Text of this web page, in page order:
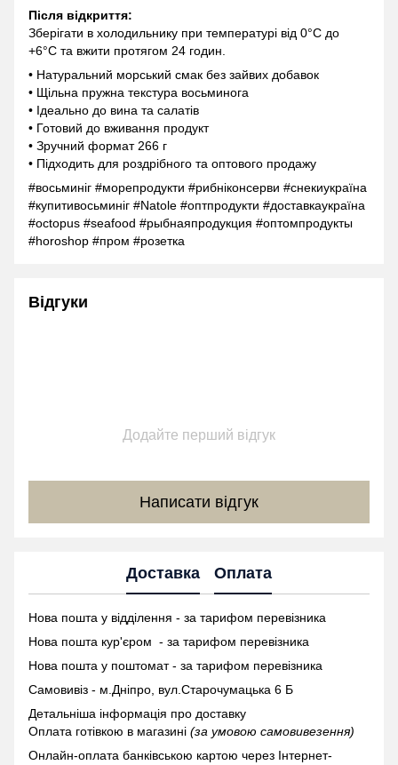
Після відкриття:
Зберігати в холодильнику при температурі від 0°C до
+6°C та вжити протягом 24 годин.
• Натуральний морський смак без зайвих добавок
• Щільна пружна текстура восьминога
• Ідеально до вина та салатів
• Готовий до вживання продукт
• Зручний формат 266 г
• Підходить для роздрібного та оптового продажу
#восьминіг #морепродукти #рибніконсерви #снекиукраїна
#купитивосьминіг #Natole #оптпродукти #доставкаукраїна
#octopus #seafood #рыбнаяпродукция #оптомпродукты
#horoshop #пром #розетка
Відгуки
Додайте перший відгук
Написати відгук
Доставка Оплата
Нова пошта у відділення - за тарифом перевізника
Нова пошта кур'єром - за тарифом перевізника
Нова пошта у поштомат - за тарифом перевізника
Самовивіз - м.Дніпро, вул.Старочумацька 6 Б
Детальніша інформація про доставку
Оплата готівкою в магазині (за умовою самовивезення)
Онлайн-оплата банківською картою через Інтернет-